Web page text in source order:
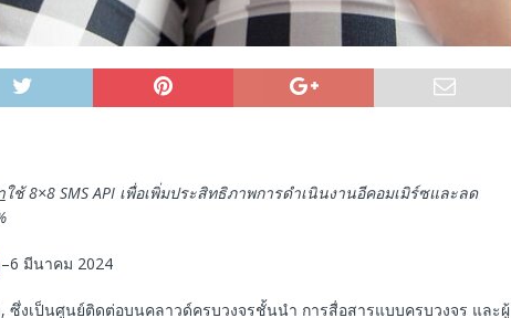
ใช้ 8×8 SMS API เพื่อเพิ่มประสิทธิภาพการดำเนินงานอีคอมเมิร์ซและลด
มีนาคม 2024
ซึ่งเป็นศูนย์ติดต่อบนคลาวด์ครบวงจรชั้นนำ การสื่อสารแบบครบวงจร และผู้